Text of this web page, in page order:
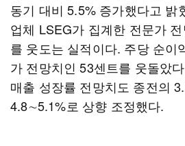
동기 대비 5.5% 증가했다고 밝
업체 LSEG가 집계한 전문가
를 웃도는 실적이다. 주당 순이
가 전망치인 53센트를 웃돌았
매출 성장률 전망치도 종전의
4.8∼5.1%로 상향 조정했다.